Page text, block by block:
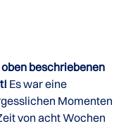
beschriebenen
Es war eine
Momenten
von acht Wochen